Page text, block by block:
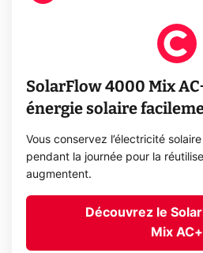
SolarFlow 4000 Mix
énergie solaire
Vous conservez l’électricité
pendant la journée pour la
augmentent.
Découvrez le
Mix AC+